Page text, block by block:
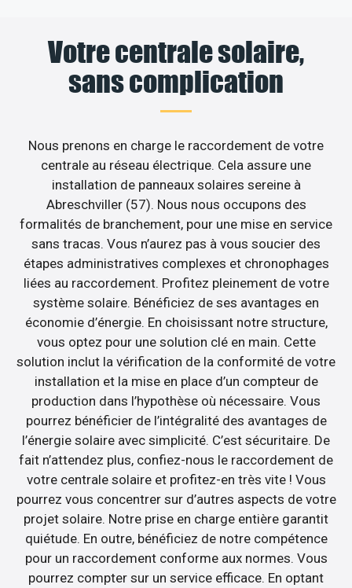
Votre centrale solaire,
sans complication
Nous prenons en charge le raccordement de votre
centrale au réseau électrique. Cela assure une
installation de panneaux solaires sereine à
Abreschviller (57). Nous nous occupons des
formalités de branchement, pour une mise en service
sans tracas. Vous n’aurez pas à vous soucier des
étapes administratives complexes et chronophages
liées au raccordement. Profitez pleinement de votre
système solaire. Bénéficiez de ses avantages en
économie d’énergie. En choisissant notre structure,
vous optez pour une solution clé en main. Cette
solution inclut la vérification de la conformité de votre
installation et la mise en place d’un compteur de
production dans l’hypothèse où nécessaire. Vous
pourrez bénéficier de l’intégralité des avantages de
l’énergie solaire avec simplicité. C’est sécuritaire. De
fait n’attendez plus, confiez-nous le raccordement de
votre centrale solaire et profitez-en très vite ! Vous
pourrez vous concentrer sur d’autres aspects de votre
projet solaire. Notre prise en charge entière garantit
quiétude. En outre, bénéficiez de notre compétence
pour un raccordement conforme aux normes. Vous
pourrez compter sur un service efficace. En optant